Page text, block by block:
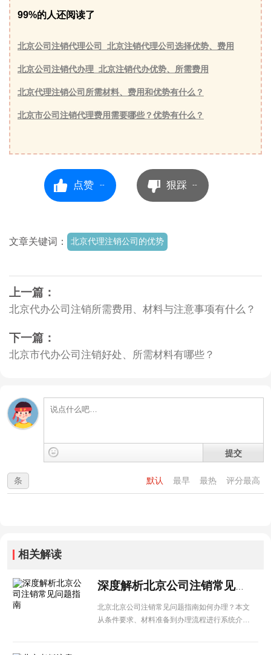
99%的人还阅读了
北京公司注销代理公司_北京注销代理公司选择优势、费用
北京公司注销代办理_北京注销代办优势、所需费用
北京代理注销公司所需材料、费用和优势有什么？
北京市公司注销代理费用需要哪些？优势有什么？
点赞 -- 狠踩 --
文章关键词： 北京代理注销公司的优势
上一篇：
北京代办公司注销所需费用、材料与注意事项有什么？
下一篇：
北京市代办公司注销好处、所需材料有哪些？
提交
默认 最早 最热 评分最高
条
相关解读
深度解析北京公司注销常见问题指南
北京北京公司注销常见问题指南如何办理？本文
从条件要求、材料准备到办理流程进行系统介